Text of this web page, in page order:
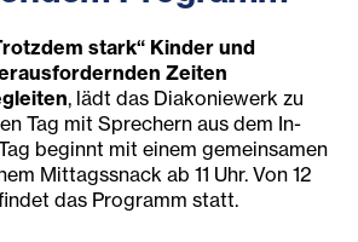
stark“ Kinder und
Zeiten
, lädt das Diakoniewerk zu
Tag mit Sprechern aus dem In-
beginnt mit einem gemeinsamen
Mittagssnack ab 11 Uhr. Von 12
das Programm statt.